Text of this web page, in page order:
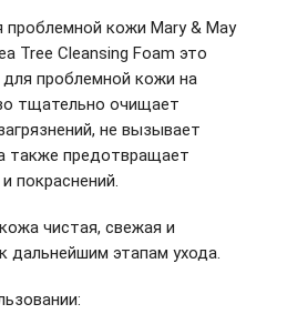
кожи Mary & May
Tree Cleansing Foam это
проблемной кожи на
тщательно очищает
не вызывает
также предотвращает
покраснений.
чистая, свежая и
дальнейшим этапам ухода.